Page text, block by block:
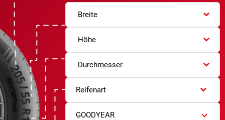
Breite
Höhe
Durchmesser
Reifenart
GOODYEAR